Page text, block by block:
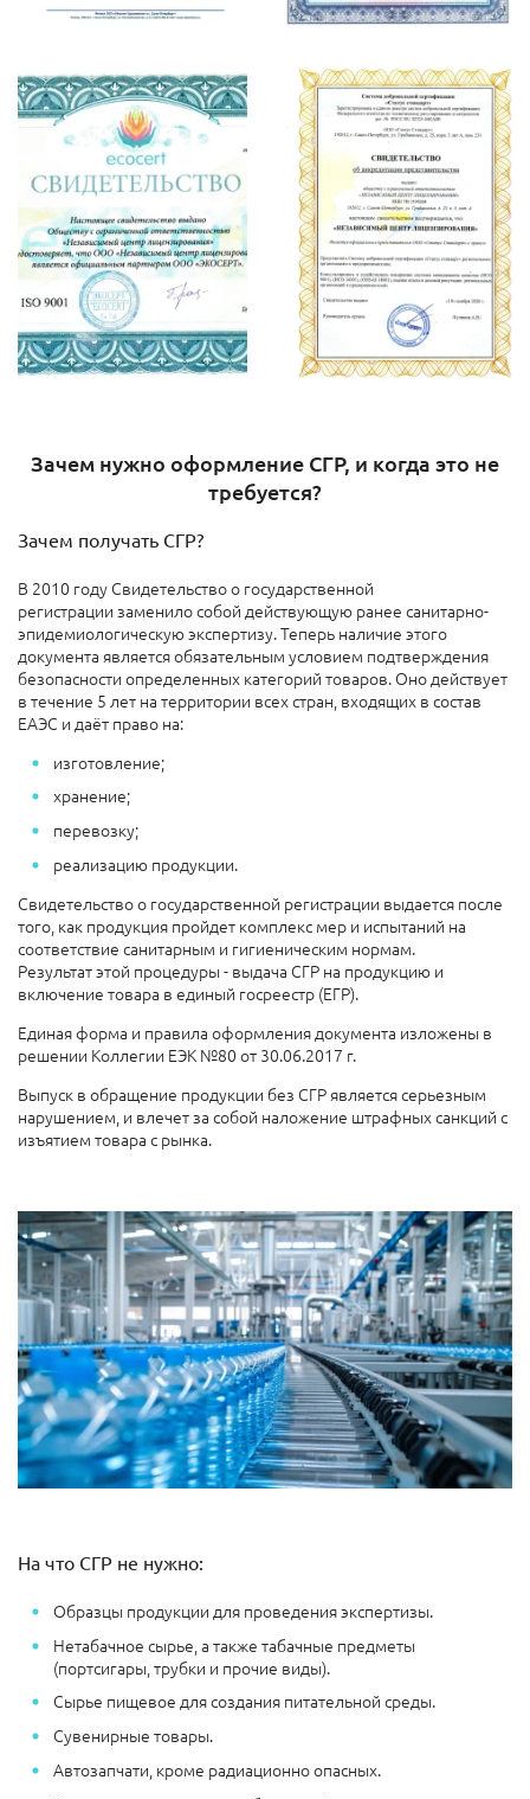
Зачем нужно оформление СГР, и когда это не
требуется?
Зачем получать СГР?
В 2010 году Свидетельство о государственной
регистрации заменило собой действующую ранее санитарно-
эпидемиологическую экспертизу. Теперь наличие этого
документа является обязательным условием подтверждения
безопасности определенных категорий товаров. Оно действует
в течение 5 лет на территории всех стран, входящих в состав
ЕАЭС и даёт право на:
изготовление;
хранение;
перевозку;
реализацию продукции.
Свидетельство о государственной регистрации выдается после
того, как продукция пройдет комплекс мер и испытаний на
соответствие санитарным и гигиеническим нормам.
Результат этой процедуры - выдача СГР на продукцию и
включение товара в единый госреестр (ЕГР).
Единая форма и правила оформления документа изложены в
решении Коллегии ЕЭК №80 от 30.06.2017 г.
Выпуск в обращение продукции без СГР является серьезным
нарушением, и влечет за собой наложение штрафных санкций с
изъятием товара с рынка.
На что СГР не нужно:
Образцы продукции для проведения экспертизы.
Нетабачное сырье, а также табачные предметы
(портсигары, трубки и прочие виды).
Сырье пищевое для создания питательной среды.
Сувенирные товары.
Автозапчати, кроме радиационно опасных.